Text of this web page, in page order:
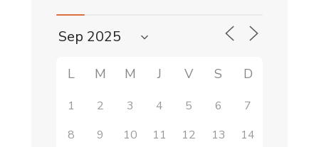
L M M J V S D
1 2 3 4 5 6
7
8
9 10 11 12 13
14